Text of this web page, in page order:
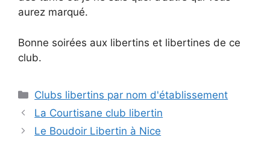
aurez marqué.
Bonne soirées aux libertins et libertines de ce
club.
Catégories
Clubs libertins par nom d'établissement
La Courtisane club libertin
Le Boudoir Libertin à Nice